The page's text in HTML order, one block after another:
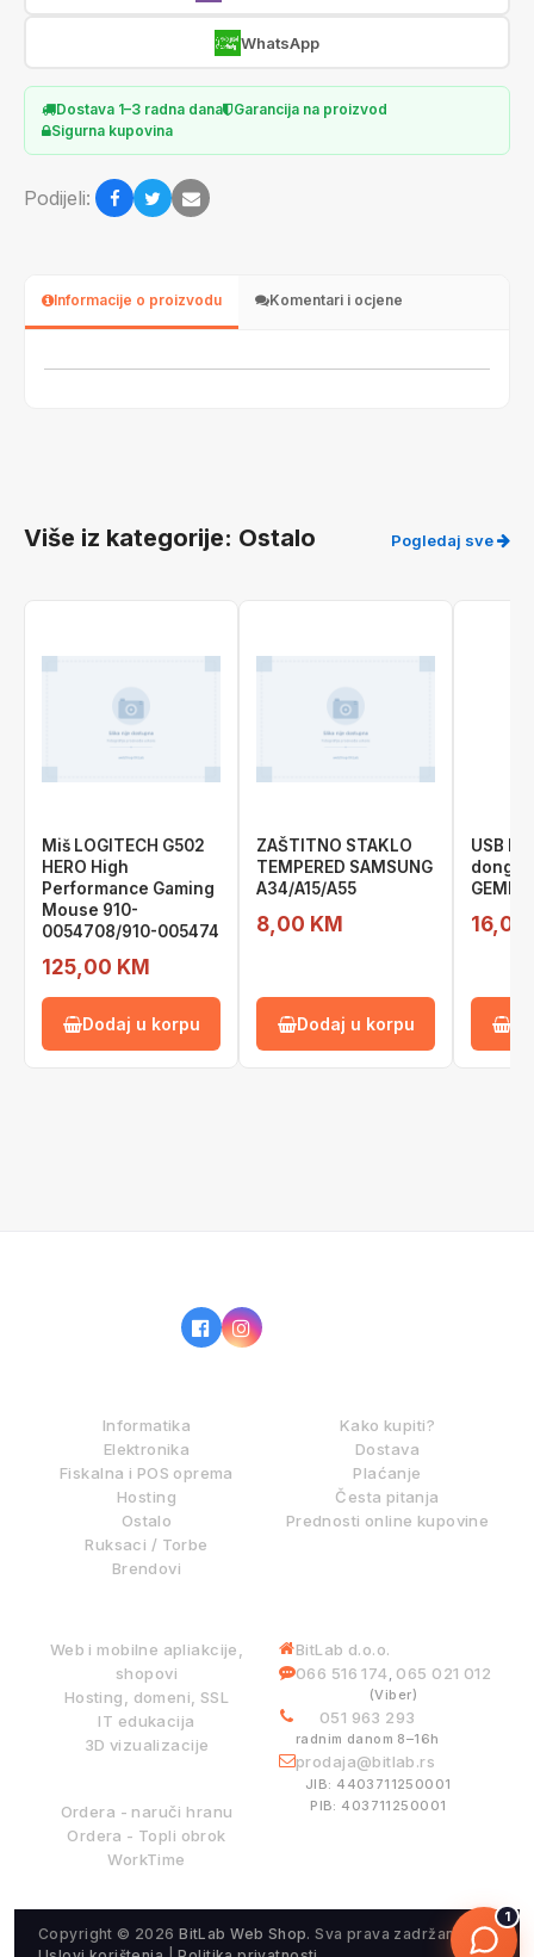
WhatsApp
Dostava 1–3 radna dana
Garancija na proizvod
Sigurna kupovina
Podijeli:
Informacije o proizvodu Komentari i ocjene
Više iz kategorije: Ostalo Pogledaj sve
Miš LOGITECH G502
HERO High
Performance Gaming
Mouse 910-
0054708/910-005474
125,00 KM
Dodaj u korpu
ZAŠTITNO STAKLO
TEMPERED SAMSUNG
A34/A15/A55
8,00 KM
Dodaj u korpu
USB
dongle
16,00
Informatika
Elektronika
Fiskalna i POS oprema
Hosting
Ostalo
Ruksaci / Torbe
Brendovi
Kako kupiti?
Dostava
Plaćanje
Česta pitanja
Prednosti online kupovine
Web i mobilne apliakcije,
shopovi
Hosting, domeni, SSL
IT edukacija
3D vizualizacije
Ordera - naruči hranu
Ordera - Topli obrok
WorkTime
BitLab d.o.o.
066 516 174, 065 021 012
(Viber)
051 963 293
radnim danom 8–16h
prodaja@bitlab.rs
JIB: 4403711250001
PIB: 403711250001
Copyright © 2026BitLab Web Shop. Sva prava zadržana.
1